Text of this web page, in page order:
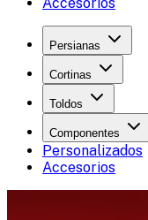
Persianas
Cortinas
Toldos
Componentes
Personalizados
Accesorios